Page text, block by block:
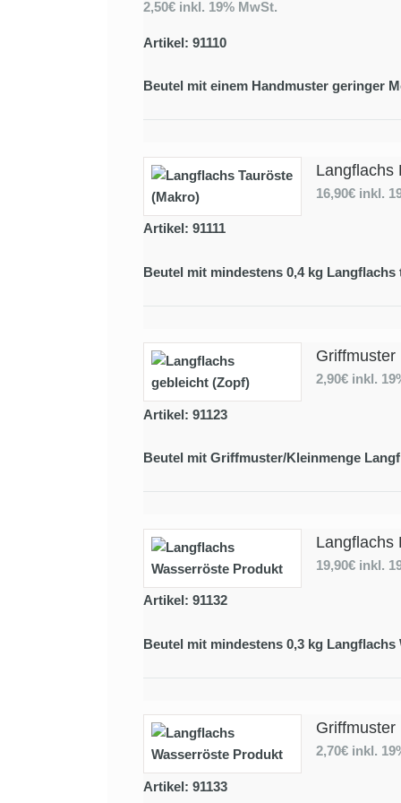
2,50€ inkl. 19% MwSt.
Artikel: 91110
Beutel mit einem Handmuster geringer
Langflachs
16,90€ inkl.
Artikel: 91111
Beutel mit mindestens 0,4 kg
Griffmuster
2,90€ inkl.
Artikel: 91123
Beutel mit Griffmuster/Kleinmenge
Langflachs
19,90€ inkl.
Artikel: 91132
Beutel mit mindestens 0,3 kg
Griffmuster
2,70€ inkl.
Artikel: 91133